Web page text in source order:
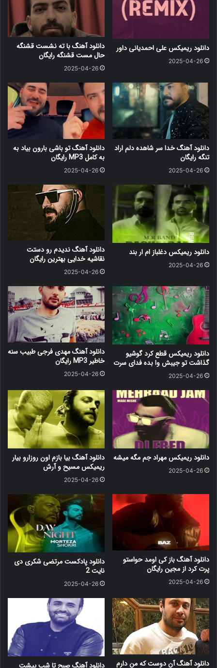
دانلود ریمیکس علی احمدیانی داور
2025-04-26
دانلود آهنگ با ته نشست قشنگه
حال مست قشنگه رایگان
2025-04-26
دانلود آهنگ خدا سر شاهده دلم اراد
تنگه رایگان
2025-04-26
دانلود آهنگ ﺗﻮ ﺑﺎﺷﻰ ﺑﺎرون ﺑﻴﺎد ﺑﻪ
ﺑﻪ کامل MP3 رایگان
2025-04-26
دانلود ریمیکس دغلباز ام ار بند
2025-04-26
دانلود آهنگ ندیدم رو دستت
نقاشیه خدایی بهترین رایگان
2025-04-26
دانلود ریمیکس قطع کرد گوشیو
گذاشت تو جیبش وا بده فدای سرت
2025-04-26
دانلود آهنگ مهدی فرجی طبیب سنه
خاطیر MP3 رایگان
2025-04-26
دانلود ریمیکس مهراد جم مگه میشه
2025-04-26
دانلود آهنگ بیا بازم اون روزارو بیار
ریمیکس مسیح و آرش
2025-04-26
دانلود آهنگ باز کی اومد حواستو
پرت کرد از مجین رایگان
2025-04-26
دانلود پادکست مرتضی شکری دی
نایت 2
2025-04-26
دانلود آهنگ آن دوست که من دارم
دانلود آهنگ صبح تا شب پیشت